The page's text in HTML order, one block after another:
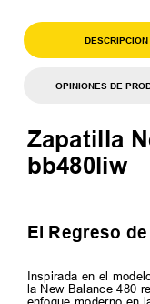
DESCRIPCION
OPINIONES DE
Zapatilla
bb480liw
El Regreso
Inspirada en el
la New Balance 480